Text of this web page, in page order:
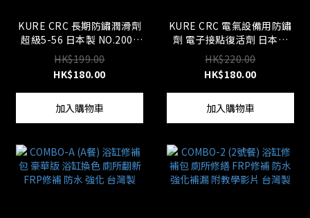
KURE CRC 長期防鏽潤滑劑
超級5-56 日本製 NO.2005
SUPER 5-56
HK$199.00
HK$180.00
加入購物車
KURE CRC 電氣設備用防鏽
劑 電子接點復活劑 日本製
NO.1021 2-26
HK$220.00
HK$180.00
加入購物車